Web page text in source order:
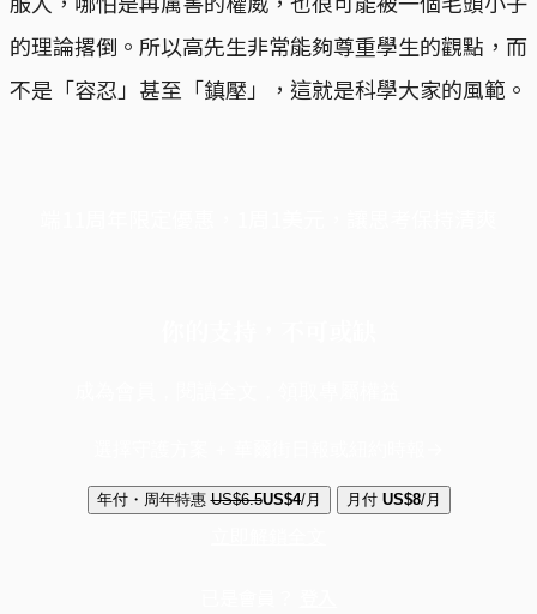
的理論撂倒。所以高先生非常能夠尊重學生的觀點，而
不是「容忍」甚至「鎮壓」，這就是科學大家的風範。
年付・周年特惠 US$6.5US$4/月 月付 US$8/月